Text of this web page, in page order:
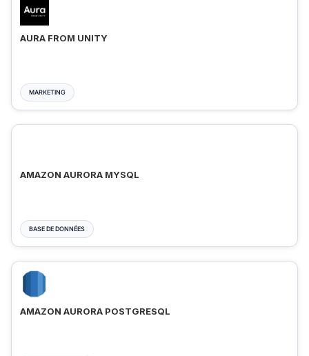
AURA FROM UNITY
MARKETING
AMAZON AURORA MYSQL
BASE DE DONNÉES
AMAZON AURORA POSTGRESQL